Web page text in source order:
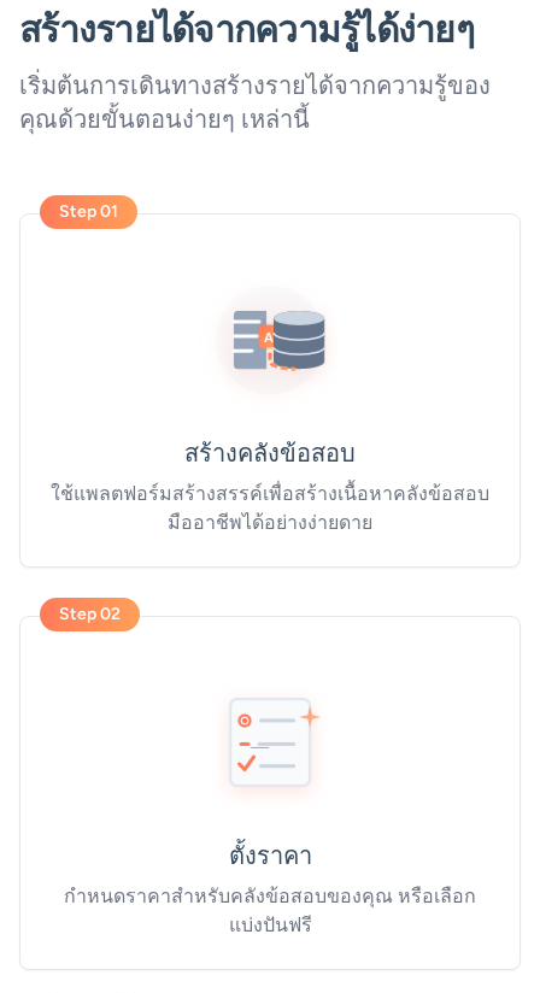
สร้างรายได้จากความรู้ได้ง่ายๆ
เริ่มต้นการเดินทางสร้างรายได้จากความรู้ของ
คุณด้วยขั้นตอนง่ายๆ เหล่านี้
Step 01
สร้างคลังข้อสอบ
ใช้แพลตฟอร์มสร้างสรรค์เพื่อสร้างเนื้อหาคลังข้อสอบ
มืออาชีพได้อย่างง่ายดาย
Step 02
ตั้งราคา
กำหนดราคาสำหรับคลังข้อสอบของคุณ หรือเลือก
แบ่งปันฟรี